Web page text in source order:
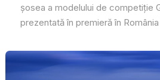
șosea a modelului de competiție
prezentată în premieră în